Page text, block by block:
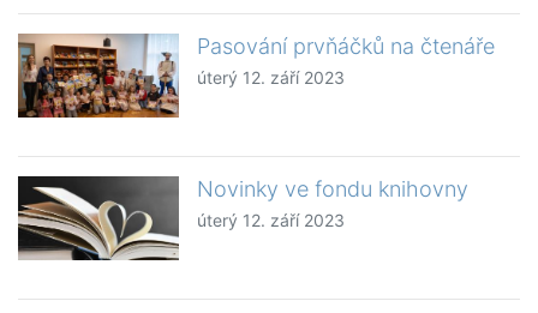
Pasování prvňáčků na čtenáře
úterý 12. září 2023
Novinky ve fondu knihovny
úterý 12. září 2023